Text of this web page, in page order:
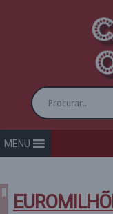
MENU